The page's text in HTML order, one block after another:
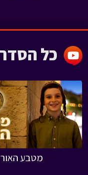
מטבע האור